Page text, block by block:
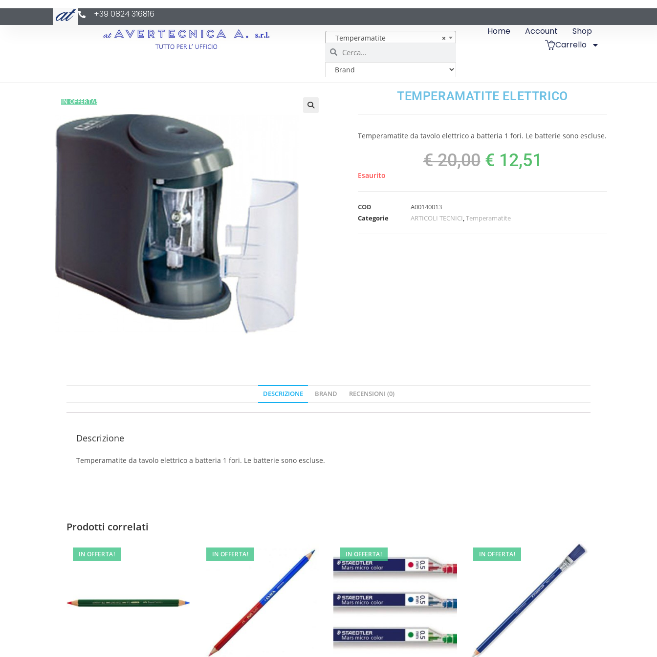
+39 0824 316816
×
Temperamatite
Home Account
Shop
Carrello
IN OFFERTA! TEMPERAMATITE ELETTRICO
Temperamatite da tavolo elettrico a batteria 1 fori. Le batterie sono escluse.
€20,00 € 12,51
Esaurito
COD
A00140013
Categorie
ARTICOLI TECNICI,Temperamatite
DESCRIZIONE BRAND RECENSIONI (0)
Descrizione
Temperamatite da tavolo elettrico a batteria 1 fori. Le batterie sono escluse.
Prodotti correlati
IN OFFERTA! IN OFFERTA! IN OFFERTA! IN OFFERTA!